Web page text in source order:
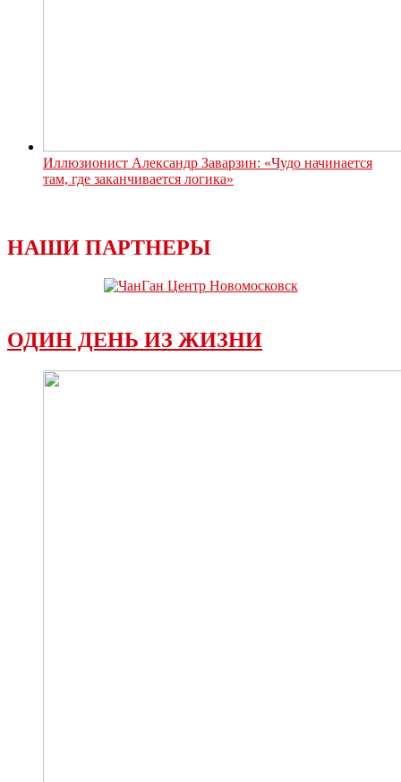
Иллюзионист Александр Заварзин: «Чудо начинается
там, где заканчивается логика»
НАШИ ПАРТНЕРЫ
ОДИН ДЕНЬ ИЗ ЖИЗНИ